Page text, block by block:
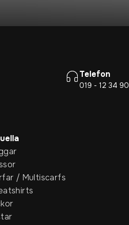
Telefon
019 - 12 34 90
/ Multiscarfs